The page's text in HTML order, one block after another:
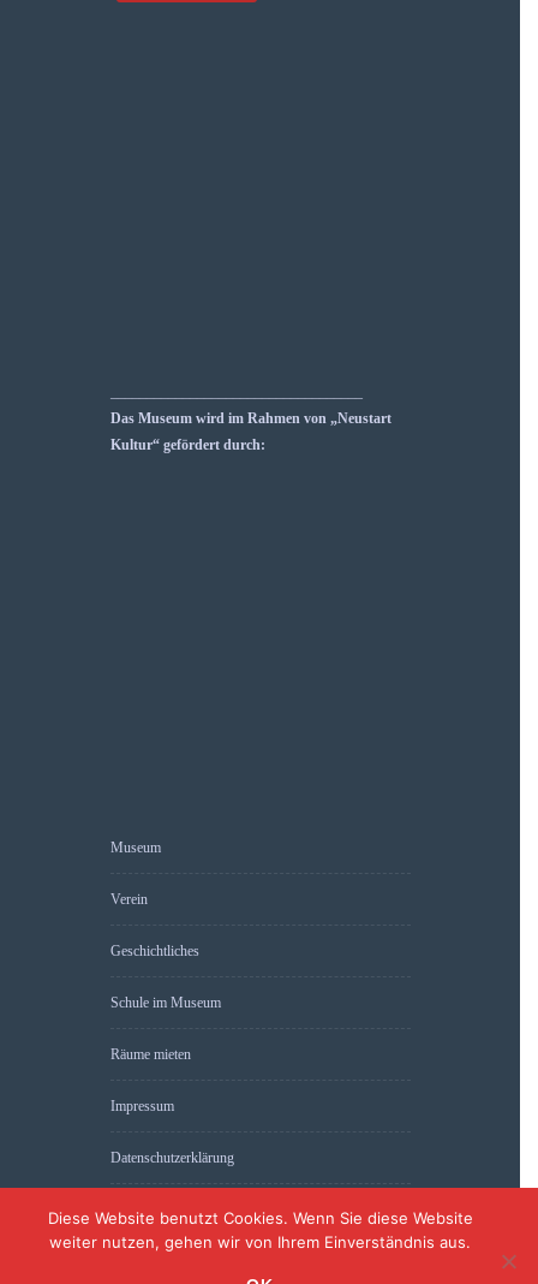
Das Museum wird im Rahmen von „Neustart
Kultur“ gefördert durch:
Museum
Verein
Geschichtliches
Schule im Museum
Räume mieten
Impressum
Datenschutzerklärung
Diese Website benutzt Cookies. Wenn Sie diese Website
weiter nutzen, gehen wir von Ihrem Einverständnis aus.